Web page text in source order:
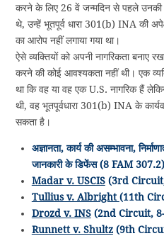
करने के लिए 26 वें जन्मदिन से पहले उनकी
थे, उन्हें भूतपूर्व धारा 301(b) INA की
का आरोप नहीं लगाया गया था।
ऐसे व्यक्तियों को अपनी नागरिकता बनाए
करने की कोई आवश्यकता नहीं थी। एक
था कि वह या वह एक U.S. नागरिक हैं
थी, वह भूतपूर्वधारा 301(b) INA के
सकता है।
अज्ञानता, कार्य की असम्भावना,
जानकारी के डिफेंस (8 FAM 307.2)
Madar v. USCIS(3rd
Tullius v. Albright (11th
Drozd v. INS(2nd Circuit,
Runnett v. Shultz(9th